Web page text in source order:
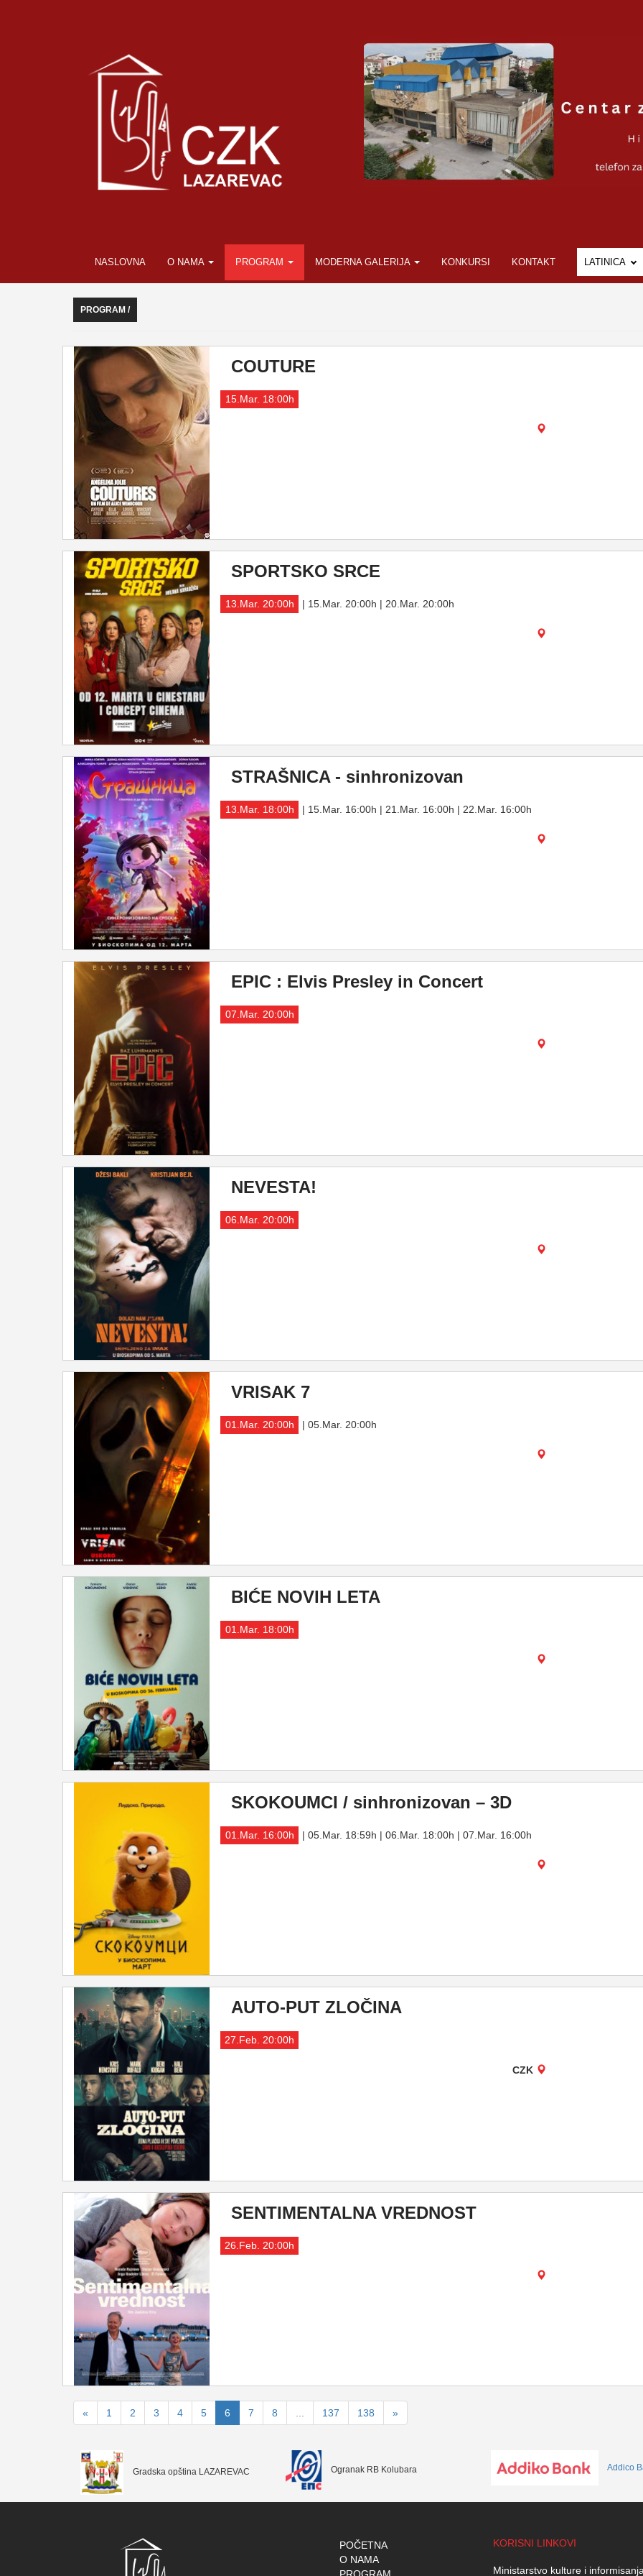
NASLOVNA O NAMA PROGRAM MODERNA GALERIJA KONKURSI KONTAKT LATINICA
PROGRAM /
COUTURE
15.Mar. 18:00h
SPORTSKO SRCE
13.Mar. 20:00h | 15.Mar. 20:00h | 20.Mar. 20:00h
STRAŠNICA - sinhronizovan
13.Mar. 18:00h | 15.Mar. 16:00h | 21.Mar. 16:00h | 22.Mar. 16:00h
EPIC : Elvis Presley in Concert
07.Mar. 20:00h
NEVESTA!
06.Mar. 20:00h
VRISAK 7
01.Mar. 20:00h | 05.Mar. 20:00h
BIĆE NOVIH LETA
01.Mar. 18:00h
SKOKOUMCI / sinhronizovan – 3D
01.Mar. 16:00h | 05.Mar. 18:59h | 06.Mar. 18:00h | 07.Mar. 16:00h
AUTO-PUT ZLOČINA
27.Feb. 20:00h
CZK
SENTIMENTALNA VREDNOST
26.Feb. 20:00h
« 1 2 3 4 5 6 7 8 137 138 »
Gradska opština LAZAREVAC Ogranak RB Kolubara Addico
POČETNA
O NAMA
PROGRAM
KORISNI LINKOVI
Ministarstvo kulture i